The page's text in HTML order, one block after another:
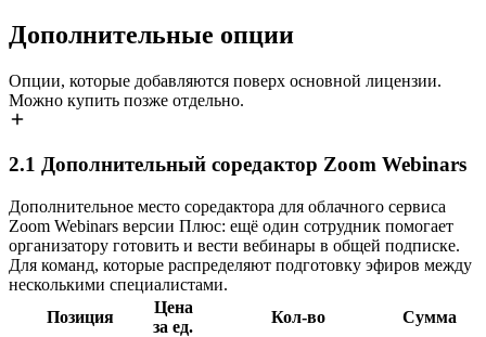
Дополнительные опции
Опции, которые добавляются поверх основной лицензии.
Можно купить позже отдельно.
2.1 Дополнительный соредактор Zoom Webinars
Дополнительное место соредактора для облачного сервиса
Zoom Webinars версии Плюс: ещё один сотрудник помогает
организатору готовить и вести вебинары в общей подписке.
Для команд, которые распределяют подготовку эфиров между
несколькими специалистами.
Позиция
Цена
за ед.
Кол-во
Сумма